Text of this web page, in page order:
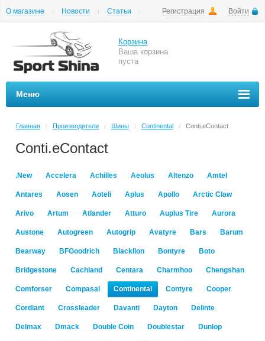
Регистрация Войти
О магазине Новости
Статьи
Корзина
Ваша корзина
пуста
Меню
Главная / Производители / Шины / Continental / Conti.eContact
Conti.eContact
.New Accelera Achilles Aeolus Altenzo Amtel
Antares Aosen Aoteli Aplus Apollo Arctic Claw
Arivo Artum Atlander Atturo Auplus Tire Aurora
Austone Autogreen Autogrip Avatyre Bars Barum
Bearway BFGoodrich Blacklion Bontyre Boto
Bridgestone Cachland Centara Charmhoo Chengshan
Comforser Compasal Continental Contyre Cooper
Cordiant Crossleader Davanti Dayton Delinte
Delmax Dmack Double Coin Doublestar Dunlop